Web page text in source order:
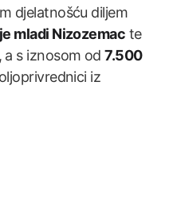
djelatnošću diljem
mladi Nizozemac te
a s iznosom od7.500
iz